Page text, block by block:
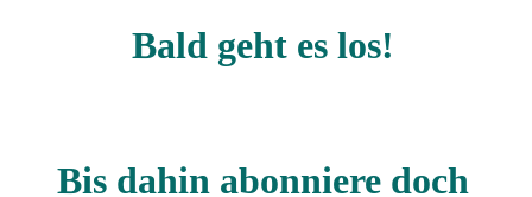
Bald geht es los!
Bis dahin abonniere doch